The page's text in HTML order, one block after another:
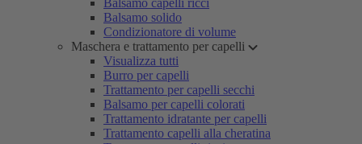
Balsamo capelli ricci
Balsamo solido
Condizionatore di volume
Maschera e trattamento per capelli
Visualizza tutti
Burro per capelli
Trattamento per capelli secchi
Balsamo per capelli colorati
Trattamento idratante per capelli
Trattamento capelli alla cheratina